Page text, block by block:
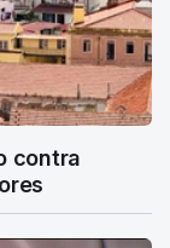
contra